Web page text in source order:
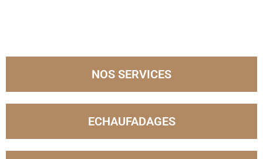
NOS SERVICES
ECHAUFADAGES